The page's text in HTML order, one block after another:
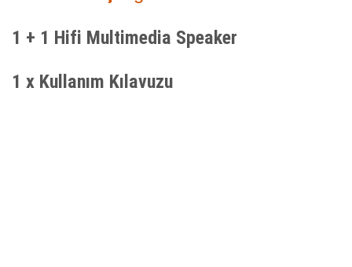
1 + 1 Hifi Multimedia Speaker
1 x Kullanım Kılavuzu